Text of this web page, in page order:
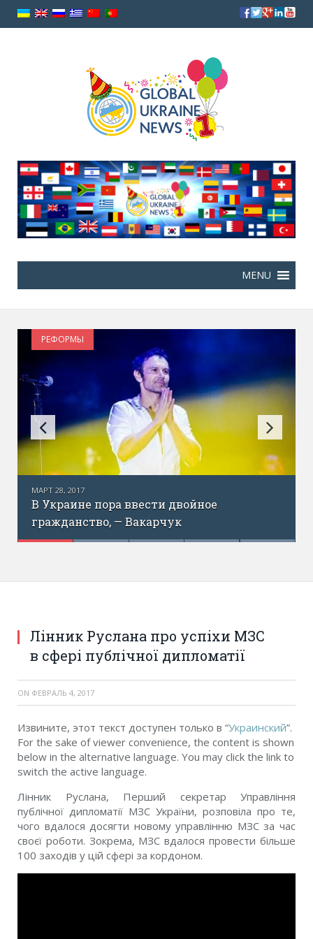
МАРТ 15, 2017
большая игра президента
Лінник Руслана про успіхи МЗС в сфері публічної
Лінник Руслана про успіхи МЗС
в сфері публічної дипломатії
ON ФЕВРАЛЬ 4, 2017
Извините, этот текст доступен только в “Украинский”.
For the sake of viewer convenience, the content is shown
below in the alternative language. You may click the link to
switch the active language.
Лінник Руслана, Перший секретар Управління
публічної дипломатії МЗС України, розповіла про те,
чого вдалося досягти новому управлінню МЗС за час
своєї роботи. Зокрема, МЗС вдалося провести більше
100 заходів у цій сфері за кордоном.